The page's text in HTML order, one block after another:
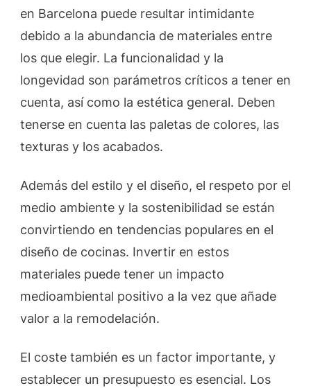
en Barcelona puede resultar intimidante
debido a la abundancia de materiales entre
los que elegir. La funcionalidad y la
longevidad son parámetros críticos a tener en
cuenta, así como la estética general. Deben
tenerse en cuenta las paletas de colores, las
texturas y los acabados.
Además del estilo y el diseño, el respeto por el
medio ambiente y la sostenibilidad se están
convirtiendo en tendencias populares en el
diseño de cocinas. Invertir en estos
materiales puede tener un impacto
medioambiental positivo a la vez que añade
valor a la remodelación.
El coste también es un factor importante, y
establecer un presupuesto es esencial. Los